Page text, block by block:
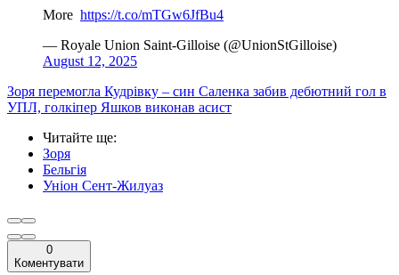
More ️ https://t.co/mTGw6JfBu4
— Royale Union Saint-Gilloise (@UnionStGilloise)
August 12, 2025
Зоря перемогла Кудрівку – син Саленка забив дебютний гол в
УПЛ, голкіпер Яшков виконав асист
Читайте ще:
Зоря
Бельгія
Уніон Сент-Жилуаз
0
Коментувати